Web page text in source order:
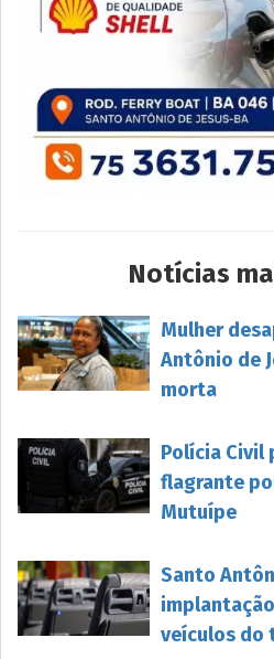
Notícias
Mulher
Antônio de
morta
Polícia Civil
flagrante
Mutuípe
Santo
veículos do